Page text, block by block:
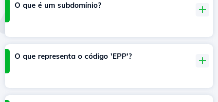
O que é um subdomínio?
O que representa o código 'EPP'?